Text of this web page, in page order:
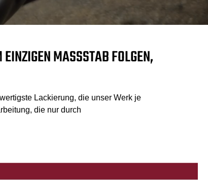
MASSSTAB FOLGEN, D
Lackierung, die unser Werk je
die nur durch